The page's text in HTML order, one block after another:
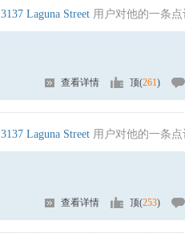
3137 Laguna Street 用户对他的一条点
查看详情 顶(261)
3137 Laguna Street 用户对他的一条点
查看详情 顶(253)